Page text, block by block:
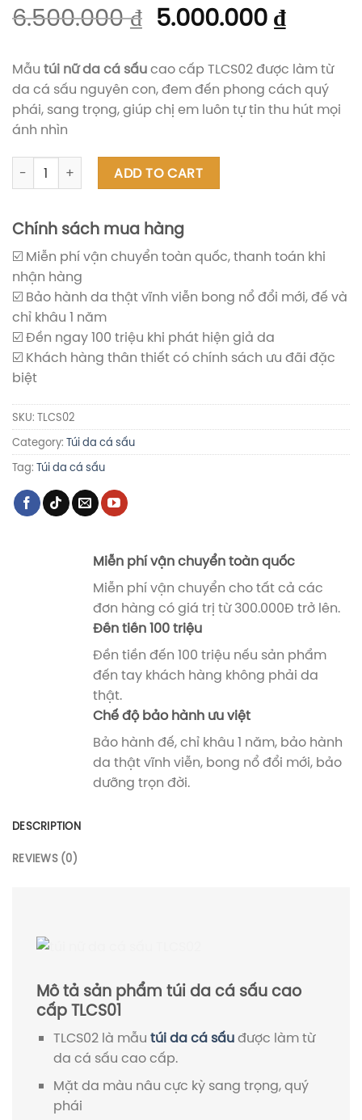
6.500.000₫ 5.000.000 ₫
Mẫu túi nữ da cá sấucao cấp TLCS02 được làm từ
da cá sấu nguyên con, đem đến phong cách quý
phái, sang trọng, giúp chị em luôn tự tin thu hút mọi
ánh nhìn
Túi nữ da cá sấu cao cấp TLCS02 quantity
ADD TO CART
Chính sách mua hàng
☑️ Miễn phí vận chuyển toàn quốc, thanh toán khi
nhận hàng
☑️ Bảo hành da thật vĩnh viễn bong nổ đổi mới, đế và
chỉ khâu 1 năm
☑️ Đền ngay 100 triệu khi phát hiện giả da
☑️ Khách hàng thân thiết có chính sách ưu đãi đặc
biệt
SKU: TLCS02
Category: Túi da cá sấu
Tag: Túi da cá sấu
Miễn phí vận chuyển toàn quốc
Miễn phí vận chuyển cho tất cả các
đơn hàng có giá trị từ 300.000Đ trở lên.
Đền tiền 100 triệu
Đền tiền đến 100 triệu nếu sản phẩm
đến tay khách hàng không phải da
thật.
Chế độ bảo hành ưu việt
Bảo hành đế, chỉ khâu 1 năm, bảo hành
da thật vĩnh viễn, bong nổ đổi mới, bảo
dưỡng trọn đời.
DESCRIPTION
REVIEWS (0)
Mô tả sản phẩm túi da cá sấu cao
cấp TLCS01
TLCS02 là mẫu túi da cá sấuđược làm từ
da cá sấu cao cấp.
Mặt da màu nâu cực kỳ sang trọng, quý
phái